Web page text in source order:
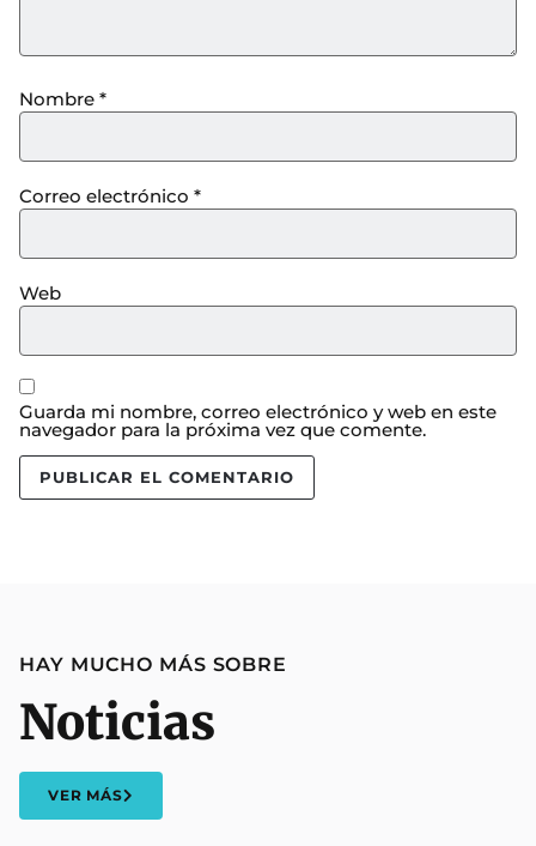
Nombre *
Correo electrónico *
Web
Guarda mi nombre, correo electrónico y web en este
navegador para la próxima vez que comente.
HAY MUCHO MÁS SOBRE
Noticias
VER MÁS